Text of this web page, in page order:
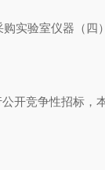
实验室仪器（四）
竞争性招标，